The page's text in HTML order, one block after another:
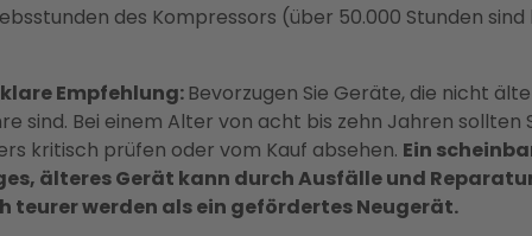
des Kompressors (über 50.000 Stunden
Empfehlung: Bevorzugen Sie Geräte, die nicht
sind. Bei einem Alter von acht bis zehn Jahren sollten
kritisch prüfen oder vom Kauf absehen. Ein
älteres Gerät kann durch Ausfälle und
teurer werden als ein gefördertes Neugerät.